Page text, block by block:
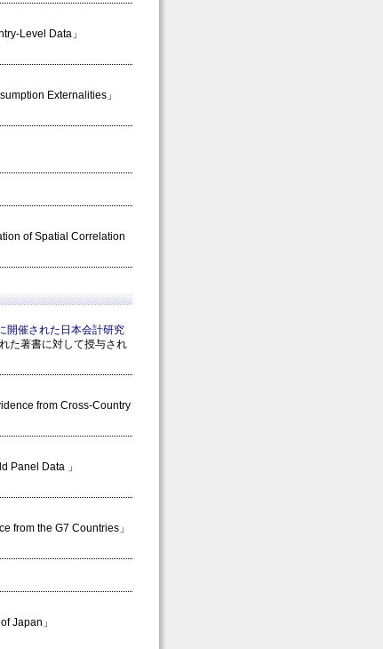
Level Data」
Externalities」
of Spatial Correlation
開催された日本会計研究
た著書に対して授与され
from Cross-Country
Panel Data 」
from the G7 Countries」
Japan」